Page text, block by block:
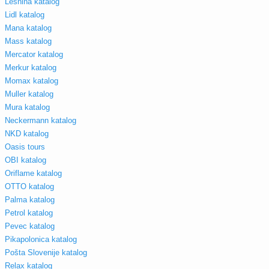
Lidl katalog
Mana katalog
Mass katalog
Mercator katalog
Merkur katalog
Momax katalog
Muller katalog
Mura katalog
Neckermann katalog
NKD katalog
Oasis tours
OBI katalog
Oriflame katalog
OTTO katalog
Palma katalog
Petrol katalog
Pevec katalog
Pikapolonica katalog
Pošta Slovenije katalog
Relax katalog